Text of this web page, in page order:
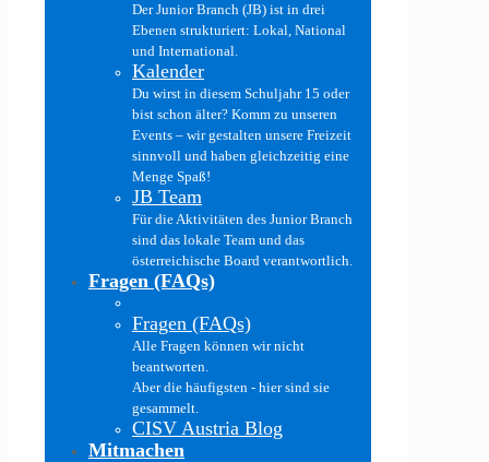
Der Junior Branch (JB) ist in drei
Ebenen strukturiert: Lokal, National
und International.
Kalender
Du wirst in diesem Schuljahr 15 oder
bist schon älter? Komm zu unseren
Events – wir gestalten unsere Freizeit
sinnvoll und haben gleichzeitig eine
Menge Spaß!
JB Team
Für die Aktivitäten des Junior Branch
sind das lokale Team und das
österreichische Board verantwortlich.
Fragen (FAQs)
Fragen (FAQs)
Alle Fragen können wir nicht
beantworten.
Aber die häufigsten - hier sind sie
gesammelt.
CISV Austria Blog
Mitmachen